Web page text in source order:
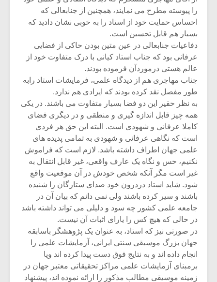
را پیوسته مطرح می نمایند، همچنین از جنابعالی که
احساس حمایت خود از استاد را به خوبی نشان دادید که
بسیار هم قابل تحسین است.
دفاعیات جنابعالی در عین متین بودن حاکی از فضایی
عرفانی بود که جناب استاد کیانی با درک متفاوت خود از
عالم هستی درموردآن فرموده بودند.
جناب مهاجری هم از دیدگاه علمی، فرمایشات استاد رابه
طور مفصل نقد کرده بودند که ایرادی هم ندارد.
به نظر حقیر این دو فضا بسیار متفاوت می باشند. در یکی
همه چیز قابل اندازه گیری و منطقی و در دیگری فضای
کاملا عرفانی و شهودی است. البته این حق هر فردی
است که نگاهی عرفانی و شهودی به تمامی پدیده های
علمی جهان اطراف داشته باشد. لازم است که فراموش
نکنیم، حس و نگاه یک عارف واقعی، غیر قابل انتقال به
غیر است مگر آنکه شخص خودش در آن موقعیت واقع
شود. شاید استاد دردرون خود صدای ستارگان را شنیده
باشند و سیر کرده باشند ولی نمی دانم که بیان آن در
جامعه علمی کشور چه سود و دلیلی می تواند داشته باشد
در حالی که هیچ کس را یارای اثبات آن نیست.
در صورتی نیز که استاد، به عنوان یک پژوهشگر باسابقه
جهان بزرگ موسیقی سنتی ایرانی، آزمایشات علمی را
انجام داده اند و به نتایج فوق دست پیدا کرده اند ویا
برمبنای آزمایشات علمی مراکز تحقیقاتی معتبر جهان در
زمینه موسیقی مطالب مذکور را ارائه نموده اند، پیشنهاد